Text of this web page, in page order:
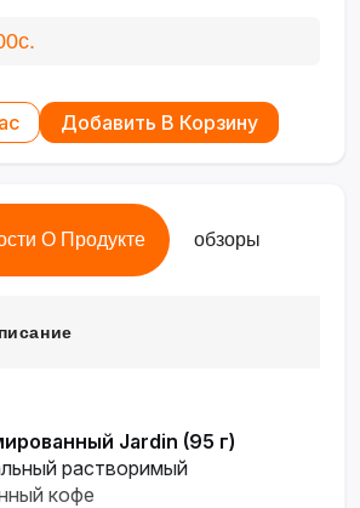
Добавить В Корзину
О Продукте обзоры
Jardin (95 г)
растворимый
кофе